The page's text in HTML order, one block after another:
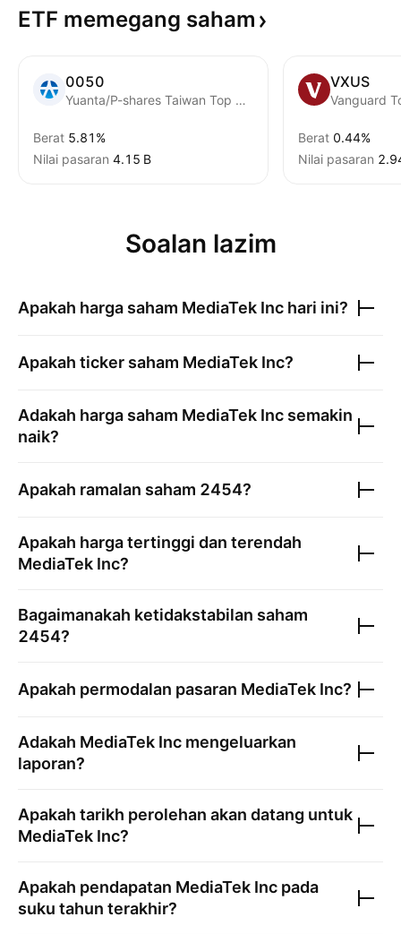
ETF memegang saham
0050
Yuanta/P-shares Taiwan Top 50 ETF
Berat 5.81%
Nilai pasaran ‪4.15 B‬
VXUS
Berat 0.44%
Nilai pasaran
Soalan lazim
Apakah harga saham MediaTek Inc hari ini?
Apakah ticker saham MediaTek Inc?
Adakah harga saham MediaTek Inc semakin
naik?
Apakah ramalan saham 2454?
Apakah harga tertinggi dan terendah
MediaTek Inc?
Bagaimanakah ketidakstabilan saham
2454?
Apakah permodalan pasaran MediaTek Inc?
Adakah MediaTek Inc mengeluarkan
laporan?
Apakah tarikh perolehan akan datang untuk
MediaTek Inc?
Apakah pendapatan MediaTek Inc pada
suku tahun terakhir?